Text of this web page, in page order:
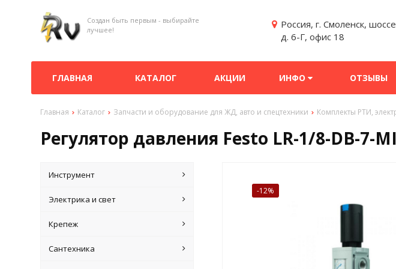
Создан быть первым - выбирайте
лучшее!
Россия, г. Смоленск,
д. 6-Г, офис 18
ГЛАВНАЯ КАТАЛОГ АКЦИИ ИНФО ОТЗЫВЫ
Главная Каталог Запчасти и оборудование для ЖД, авто и спецтехники Комплекты РТИ,
Регулятор давления Festo LR-1/8-DB-7-
Инструмент
Электрика и свет
Крепеж
Сантехника
-12%